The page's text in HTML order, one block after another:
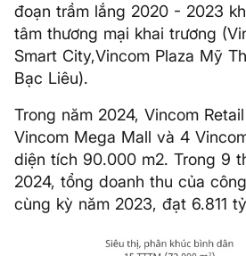
đoạn trầm lắng 2020 - 2023
tâm thương mại khai trương
Smart City,Vincom Plaza Mỹ
Bạc Liêu).
Trong năm 2024, Vincom
Vincom Mega Mall và 4
diện tích 90.000 m2. Trong 9
2024, tổng doanh thu của
cùng kỳ năm 2023, đạt 6.811